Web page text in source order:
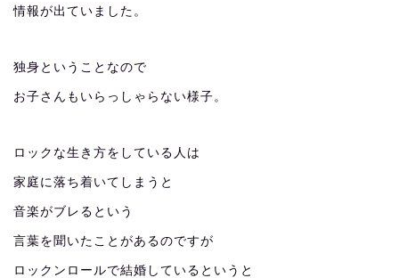
情報が出ていました。
独身ということなので
お子さんもいらっしゃらない様子。
ロックな生き方をしている人は
家庭に落ち着いてしまうと
音楽がブレるという
言葉を聞いたことがあるのですが
ロックンロールで結婚しているというと